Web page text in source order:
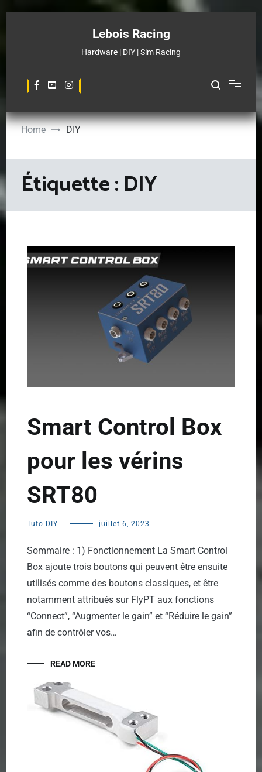
Lebois Racing
Hardware | DIY | Sim Racing
Home DIY
Étiquette : DIY
Smart Control Box
pour les vérins
SRT80
Tuto DIY juillet 6, 2023
Sommaire : 1) Fonctionnement La Smart Control
Box ajoute trois boutons qui peuvent être ensuite
utilisés comme des boutons classiques, et être
notamment attribués sur FlyPT aux fonctions
“Connect”, “Augmenter le gain” et “Réduire le gain”
afin de contrôler vos…
READ MORE